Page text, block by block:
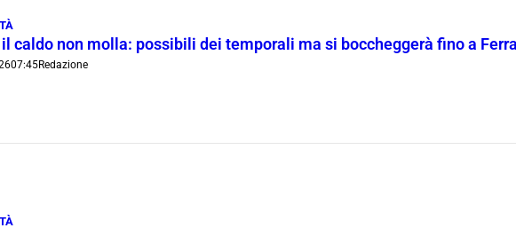
caldo non molla: possibili dei temporali ma si boccheggerà fino a
07:45Redazione